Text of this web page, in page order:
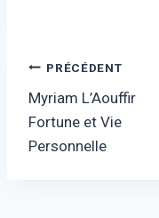
Navigation
de
l’article
PRÉCÉDENT
Myriam L’Aouffir
Fortune et Vie
Personnelle